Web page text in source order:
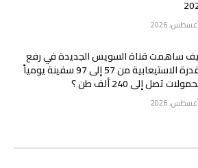
ساهمت قناة السويس الجديدة في رفع
القدرة الاستيعابية من 57 إلى 97 سفينة يومياً
تصل إلى 240 ألف طن ؟